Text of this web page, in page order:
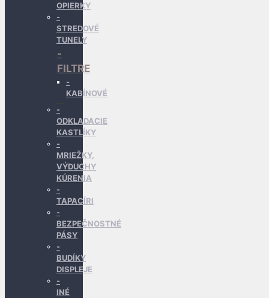
OPIERKY
STREDOVÉ
TUNELY
FILTRE
KABÍNOVÉ
ODKLADACIE
KASTLÍKY
MRIEŽKY,
VÝDUCHY
KÚRENIA
TAPACÍRI
BEZPEČNOSTNÉ
PÁSY
BUDÍKY
DISPLEJE
INÉ